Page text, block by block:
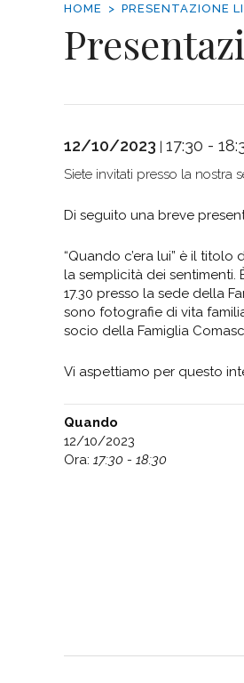
HOME PRESENTAZIONE
12/10/2023 | 17:30 -
Siete invitati presso la nostra
Di seguito una breve
“Quando c’era lui” è il
la semplicità dei
17.30 presso la sede della
sono fotografie di vita
socio della Famiglia
Vi aspettiamo per questo
Quando
12/10/2023
Ora: 17:30 - 18:30